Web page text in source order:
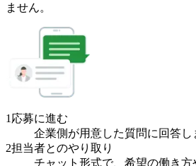
ません。
1 応募に進む
企業側が用意した質問に回答し
2担当者とのやり取り
チャット形式で、希望の働き